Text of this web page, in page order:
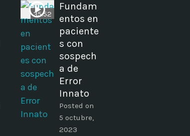
35:52
Fundam
entos en
paciente
s con
sospech
a de
Error
Innato
Posted on
5 octubre,
2023